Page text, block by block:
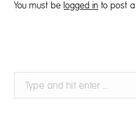
You must be logged in to post
Search: